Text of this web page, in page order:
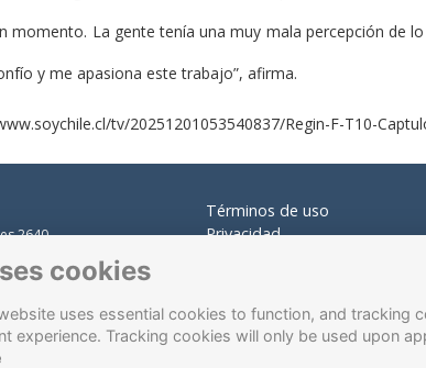
momento. La gente tenía una muy mala percepción de
y me apasiona este trabajo”, afirma.
tv/20251201053540837/Regin-F-T10-
2640,
3485, Las
Vitacura.
Términos de uso
Privacidad
cookies
uses essential cookies to function, and tracking
experience. Tracking cookies will only be used upon